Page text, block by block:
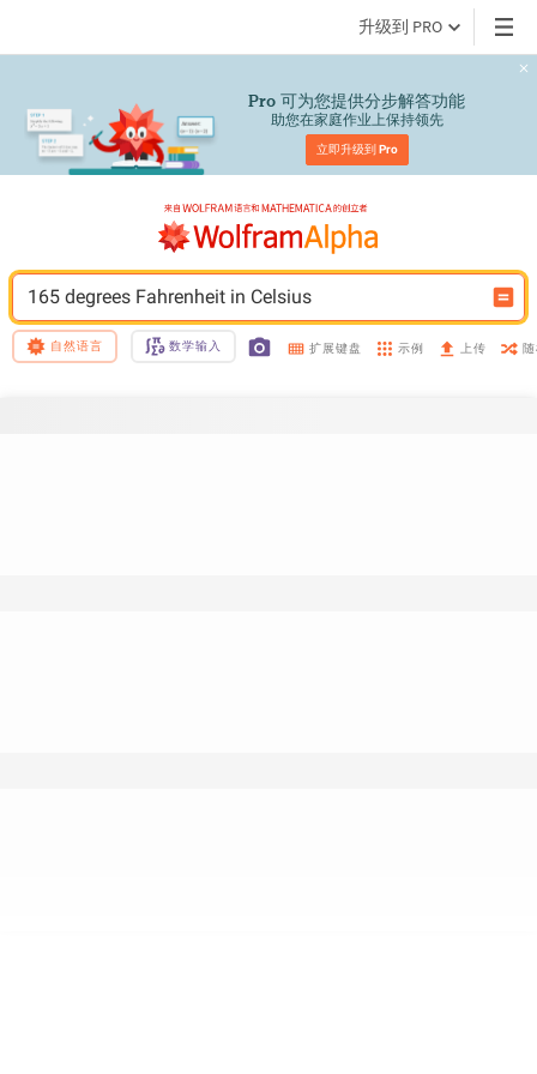
升级到 PRO
Pro 可为您提供分步解答功能
助您在家庭作业上保持领先
立即升级到 Pro
165 degrees Fahrenheit in Celsius
自然语言 数学输入 扩展键盘 示例 上传